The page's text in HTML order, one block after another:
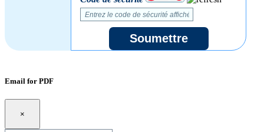
Soumettre
Email for PDF
×